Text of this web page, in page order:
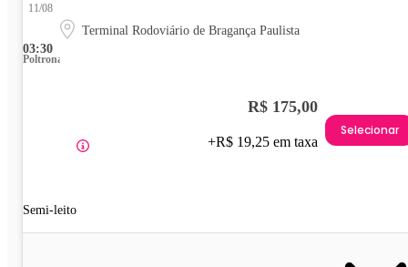
03:30
11/08
Terminal Rodoviário de Bragança Paulista
Poltrona
Semi-leito
R$ 175,00
+R$ 19,25 em taxa
Selecionar